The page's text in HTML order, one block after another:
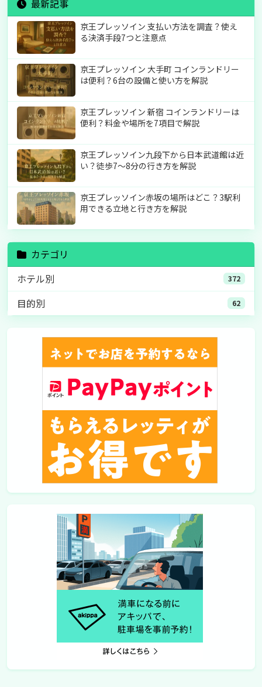
最新記事
京王プレッソイン 支払い方法を調査？使え
る決済手段7つと注意点
京王プレッソイン 大手町 コインランドリー
は便利？6台の設備と使い方を解説
京王プレッソイン 新宿 コインランドリーは
便利？料金や場所を7項目で解説
京王プレッソイン九段下から日本武道館は近
い？徒歩7〜8分の行き方を解説
京王プレッソイン赤坂の場所はどこ？3駅利
用できる立地と行き方を解説
カテゴリ
ホテル別
372
目的別 62